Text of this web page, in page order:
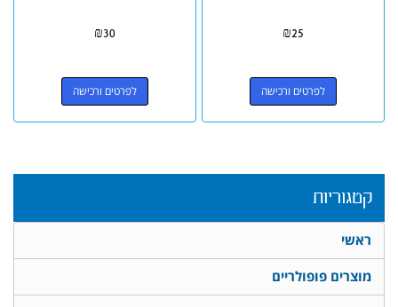
₪25
לפרטים ורכישה
₪30
לפרטים ורכישה
קטגוריות
ראשי
מוצרים פופולריים